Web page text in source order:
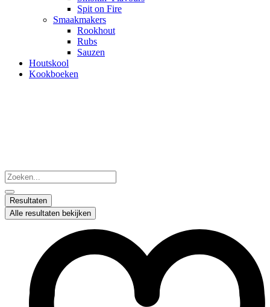
Spit on Fire
Smaakmakers
Rookhout
Rubs
Sauzen
Houtskool
Kookboeken
Search
...
Resultaten
Alle resultaten bekijken